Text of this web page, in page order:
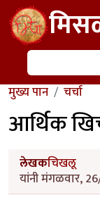
Skip to main content
शोध
मुख्य पान चर्चा
आर्थिक
लेखकचिखलू
यांनी मंगळवार,